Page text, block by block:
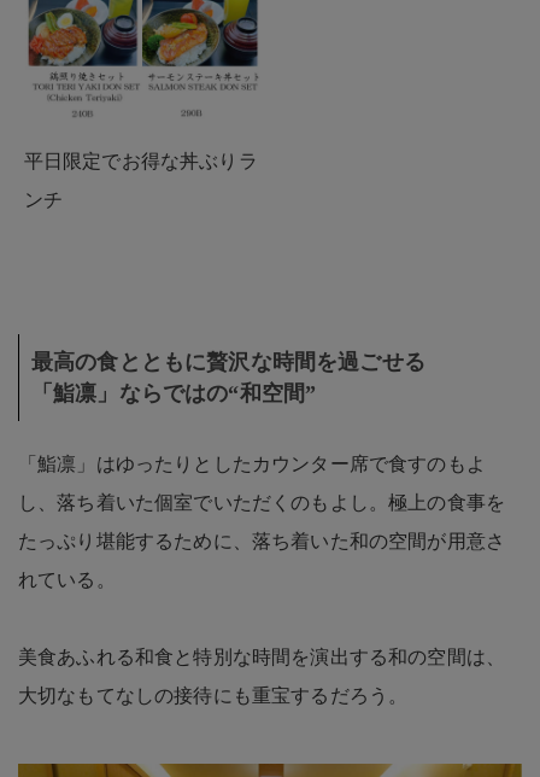
平日限定でお得な丼ぶりラ
ンチ
最高の食とともに贅沢な時間を過ごせる
「鮨凛」ならではの“和空間”
「鮨凛」はゆったりとしたカウンター席で食すのもよ
し、落ち着いた個室でいただくのもよし。極上の食事を
たっぷり堪能するために、落ち着いた和の空間が用意さ
れている。
美食あふれる和食と特別な時間を演出する和の空間は、
大切なもてなしの接待にも重宝するだろう。